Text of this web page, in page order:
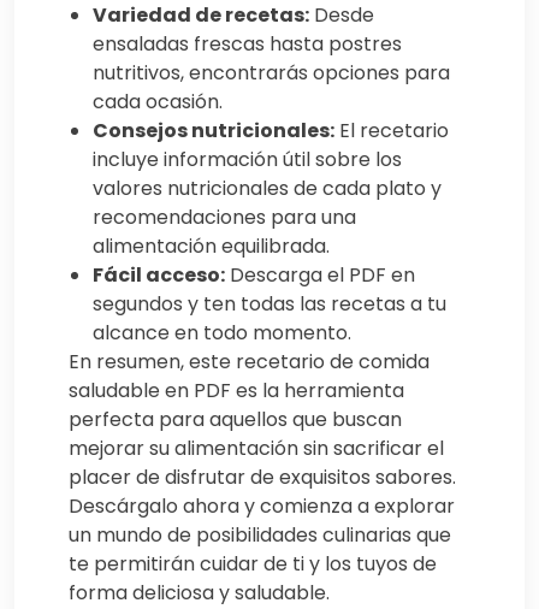
Variedad de recetas: Desde
ensaladas frescas hasta postres
nutritivos, encontrarás opciones para
cada ocasión.
Consejos nutricionales: El recetario
incluye información útil sobre los
valores nutricionales de cada plato y
recomendaciones para una
alimentación equilibrada.
Fácil acceso: Descarga el PDF en
segundos y ten todas las recetas a tu
alcance en todo momento.
En resumen, este recetario de comida
saludable en PDF es la herramienta
perfecta para aquellos que buscan
mejorar su alimentación sin sacrificar el
placer de disfrutar de exquisitos sabores.
Descárgalo ahora y comienza a explorar
un mundo de posibilidades culinarias que
te permitirán cuidar de ti y los tuyos de
forma deliciosa y saludable.